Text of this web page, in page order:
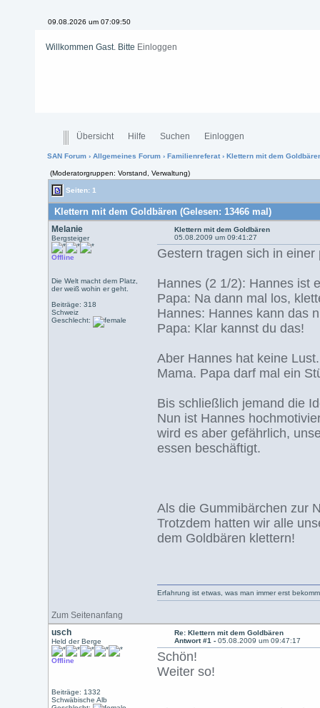
09.08.2026 um 07:09:50
Willkommen Gast. Bitte Einloggen
Übersicht Hilfe Suchen Einloggen
SAN Forum › Allgemeines Forum › Familienreferat › Klettern mit dem
(Moderatorgruppen: Vorstand, Verwaltung)
Seiten: 1
Klettern mit dem Goldbären (Gelesen: 13466 mal)
Melanie
Bergsteiger
Offline
Die Welt macht dem Platz,
der weiß wohin er geht.
Beiträge: 318
Schweiz
Geschlecht:
Klettern mit dem Goldbären
05.08.2009 um 09:41:27
Gestern tragen sich in
Hannes (2 1/2): Hannes ist
Papa: Na dann mal los,
Hannes: Hannes kann das
Papa: Klar kannst du das!
Aber Hannes hat keine
Mama. Papa darf mal ein
Bis schließlich jemand die
Nun ist Hannes
wird es aber gefährlich,
essen beschäftigt.
Als die Gummibärchen zur
Trotzdem hatten wir alle
dem Goldbären klettern!
Zum Seitenanfang
Erfahrung ist etwas, was man immer erst
usch
Held der Berge
Offline
Beiträge: 1332
Schwäbische Alb
Re: Klettern mit dem Goldbären
Antwort #1 -05.08.2009 um 09:47:17
Schön!
Weiter so!